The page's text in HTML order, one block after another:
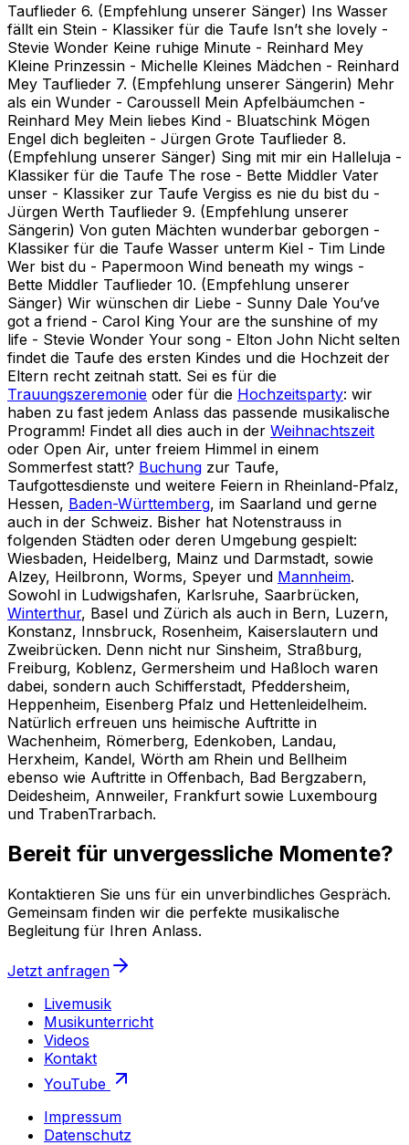
Tauflieder 6. (Empfehlung unserer Sänger) Ins Wasser
fällt ein Stein - Klassiker für die Taufe Isn’t she lovely -
Stevie Wonder Keine ruhige Minute - Reinhard Mey
Kleine Prinzessin - Michelle Kleines Mädchen - Reinhard
Mey Tauflieder 7. (Empfehlung unserer Sängerin) Mehr
als ein Wunder - Caroussell Mein Apfelbäumchen -
Reinhard Mey Mein liebes Kind - Bluatschink Mögen
Engel dich begleiten - Jürgen Grote Tauflieder 8.
(Empfehlung unserer Sänger) Sing mit mir ein Halleluja -
Klassiker für die Taufe The rose - Bette Middler Vater
unser - Klassiker zur Taufe Vergiss es nie du bist du -
Jürgen Werth Tauflieder 9. (Empfehlung unserer
Sängerin) Von guten Mächten wunderbar geborgen -
Klassiker für die Taufe Wasser unterm Kiel - Tim Linde
Wer bist du - Papermoon Wind beneath my wings -
Bette Middler Tauflieder 10. (Empfehlung unserer
Sänger) Wir wünschen dir Liebe - Sunny Dale You’ve
got a friend - Carol King Your are the sunshine of my
life - Stevie Wonder Your song - Elton John Nicht selten
findet die Taufe des ersten Kindes und die Hochzeit der
Eltern recht zeitnah statt. Sei es für die
Trauungszeremonie oder für die Hochzeitsparty: wir
haben zu fast jedem Anlass das passende musikalische
Programm! Findet all dies auch in der Weihnachtszeit
oder Open Air, unter freiem Himmel in einem
Sommerfest statt? Buchung zur Taufe,
Taufgottesdienste und weitere Feiern in Rheinland-Pfalz,
Hessen, Baden-Württemberg, im Saarland und gerne
auch in der Schweiz. Bisher hat Notenstrauss in
folgenden Städten oder deren Umgebung gespielt:
Wiesbaden, Heidelberg, Mainz und Darmstadt, sowie
Alzey, Heilbronn, Worms, Speyer und Mannheim.
Sowohl in Ludwigshafen, Karlsruhe, Saarbrücken,
Winterthur, Basel und Zürich als auch in Bern, Luzern,
Konstanz, Innsbruck, Rosenheim, Kaiserslautern und
Zweibrücken. Denn nicht nur Sinsheim, Straßburg,
Freiburg, Koblenz, Germersheim und Haßloch waren
dabei, sondern auch Schifferstadt, Pfeddersheim,
Heppenheim, Eisenberg Pfalz und Hettenleidelheim.
Natürlich erfreuen uns heimische Auftritte in
Wachenheim, Römerberg, Edenkoben, Landau,
Herxheim, Kandel, Wörth am Rhein und Bellheim
ebenso wie Auftritte in Offenbach, Bad Bergzabern,
Deidesheim, Annweiler, Frankfurt sowie Luxembourg
und TrabenTrarbach.
Bereit für unvergessliche Momente?
Kontaktieren Sie uns für ein unverbindliches Gespräch.
Gemeinsam finden wir die perfekte musikalische
Begleitung für Ihren Anlass.
Jetzt anfragen
Livemusik
Musikunterricht
Videos
Kontakt
YouTube
Impressum
Datenschutz